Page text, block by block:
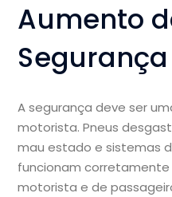
Aumento
Segurança
A segurança deve ser
motorista. Pneus
mau estado e sistemas
funcionam
motorista e de